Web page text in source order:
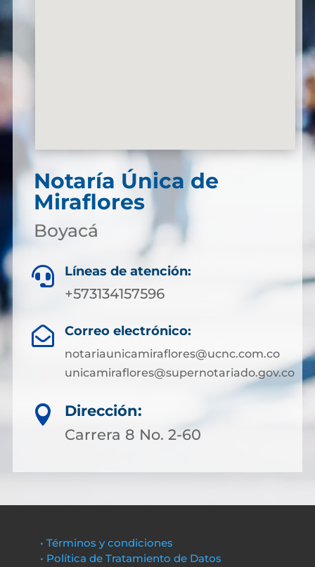
Notaría Única de
Miraflores
Boyacá
 Líneas de atención:
+573134157596
 Correo electrónico:
notariaunicamiraflores@ucnc.com.co
unicamiraflores@supernotariado.gov.co

Dirección:
Carrera 8 No. 2-60
• Términos y condiciones
• Política de Tratamiento de Datos